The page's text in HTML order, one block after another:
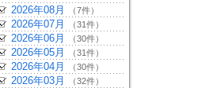
2026年08月 （7件）
2026年07月 （31件）
2026年06月 （30件）
2026年05月 （31件）
2026年04月 （30件）
2026年03月 （32件）